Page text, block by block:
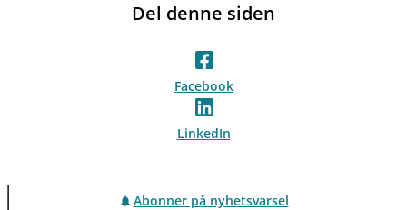
Del denne siden
Facebook
LinkedIn
Abonner på nyhetsvarsel